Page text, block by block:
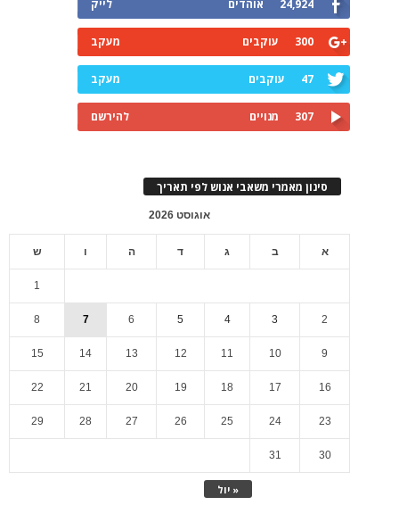
24,924 אוהדים לייק
300 עוקבים מעקב
47 עוקבים מעקב
307 מנויים להירשם
סינון מאמרי משאבי אנוש לפי תאריך
אוגוסט 2026
א ב ג ד ה ו ש
« יול
1
2
3
4
5
6
7
8
9
10
11
12
13
14
15
16
17
18
19
20
21
22
23
24
25
26
27
28
29
30
31